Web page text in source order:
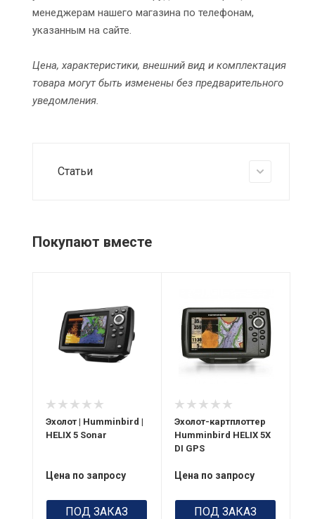
менеджерам нашего магазина по телефонам,
указанным на сайте.
Цена, характеристики, внешний вид и комплектация
товара могут быть изменены без предварительного
уведомления.
Статьи
Покупают вместе
Мощность
500 (средняя) /
4000 (пиковая)
Эхолот | Humminbird |
HELIX 5 Sonar
Цена по запросу
ПОД ЗАКАЗ
10-20 В
Мощность
500 (средняя) /
4000 (пиковая)
Эхолот-картплоттер
Humminbird HELIX 5X
DI GPS
Цена по запросу
ПОД ЗАКАЗ